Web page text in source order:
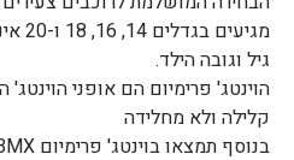
גיל וגובה הילד.
הוינטג' פרימיום הם אופני
קלילה ולא מחלידה